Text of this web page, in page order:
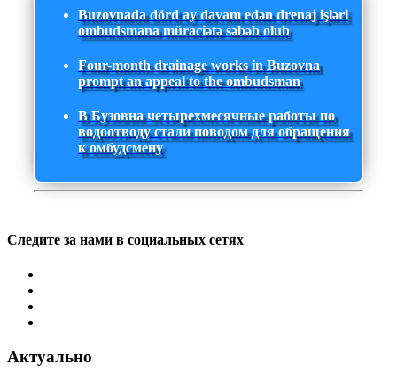
Buzovnada dörd ay davam edən drenaj işləri
ombudsmana müraciətə səbəb olub
Four-month drainage works in Buzovna
prompt an appeal to the ombudsman
В Бузовна четырехмесячные работы по
водоотводу стали поводом для обращения
к омбудсмену
Следите за нами в социальных сетях
Актуально